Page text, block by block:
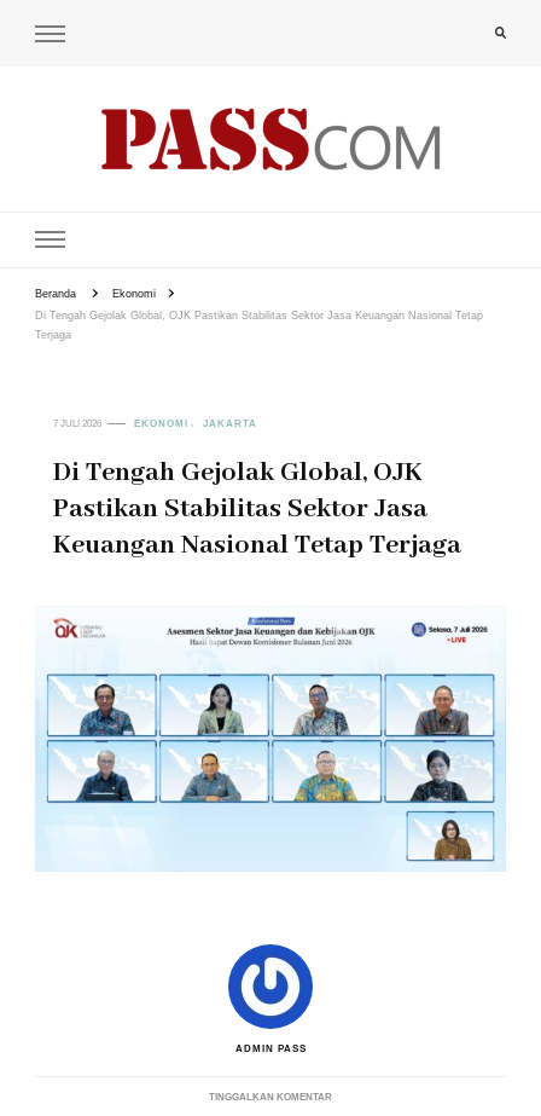
Beranda
Ekonomi
Di Tengah Gejolak Global, OJK Pastikan Stabilitas Sektor Jasa Keuangan Nasional Tetap
Terjaga
7 JULI 2026 EKONOMI JAKARTA
Di Tengah Gejolak Global, OJK
Pastikan Stabilitas Sektor Jasa
Keuangan Nasional Tetap Terjaga
ADMIN PASS
TINGGALKAN KOMENTARPADA